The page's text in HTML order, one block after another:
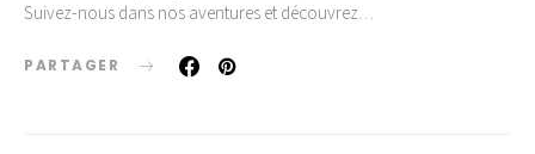
Suivez-nous dans nos aventures et découvrez…
PARTAGER